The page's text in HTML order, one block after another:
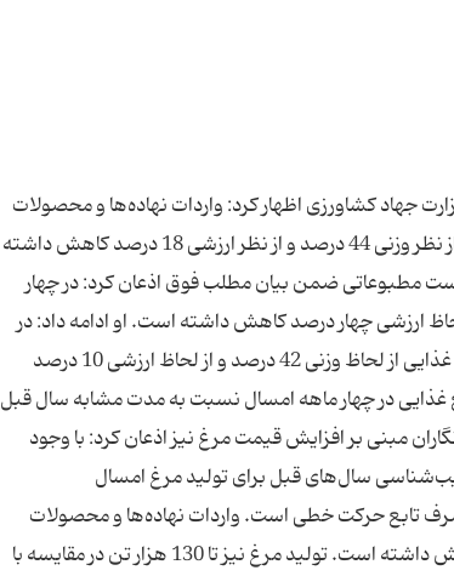
جهاد كشاورزی اظهار كرد: واردات نهاده‌ها و محصولات
كشاورزی در سال 85 به دلیل افزایش قیمت جهانی نسبت به سال 86 ، از نظر وزنی 44 درصد و از نظر ارزشی 18 درصد كاهش داشته
مطبوعاتی ضمن بیان مطلب فوق اذعان كرد: در چهار
كشاورزی به لحاظ وزنی 30 درصد و به لحاظ ارزشی چهار درصد كاهش داشته است. او ادامه داد: در
چهار ماهه اول امسال نسبت به مدت مشابه سال قبل در واردات صنایع غذایی از لحاظ وزنی 42 درصد و از لحاظ ارزشی 10 درصد
در چهار ماهه امسال نسبت به مدت مشابه سال قبل
مبنی بر افزایش قیمت مرغ نیز اذعان كرد: با وجود
سال‌های قبل برای تولید مرغ امسال
تابع حركت خطی است. واردات نهاده‌ها و محصولات
كشاورزی در سال 86 از نظر وزنی 44 درصد و از نظر ارزشی 18 درصد كاهش داشته است. تولید مرغ نیز تا 130 هزار تن در مقایسه با